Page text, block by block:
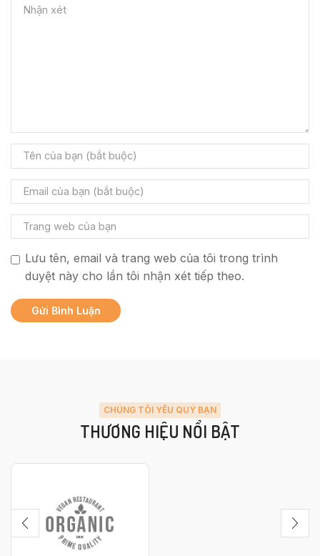
Lưu tên, email và trang web của tôi trong trình
duyệt này cho lần tôi nhận xét tiếp theo.
CHÚNG TÔI YÊU QUÝ BẠN
THƯƠNG HIỆU NỔI BẬT